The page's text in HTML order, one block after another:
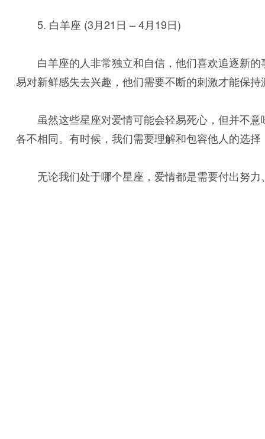
5. 白羊座 (3月21日 – 4月19日)
白羊座的人非常独立和自信，他们喜欢追逐新
易对新鲜感失去兴趣，他们需要不断的刺激才能保
虽然这些星座对爱情可能会轻易死心，但并不
各不相同。有时候，我们需要理解和包容他人的选
无论我们处于哪个星座，爱情都是需要付出努